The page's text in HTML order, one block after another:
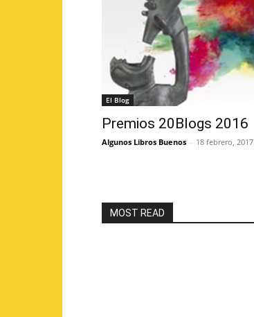
El Blog
Premios 20Blogs 2016
Algunos Libros Buenos - 18 febrero, 2017
MOST READ